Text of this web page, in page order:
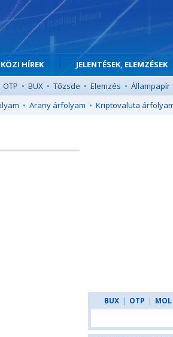
HÍREK JELENTÉSEK, ELEMZÉSEK
OTP • BUX • Tőzsde • Elemzés • Állampapír
• Arany árfolyam • Kriptovaluta
BUX | OTP | MOL